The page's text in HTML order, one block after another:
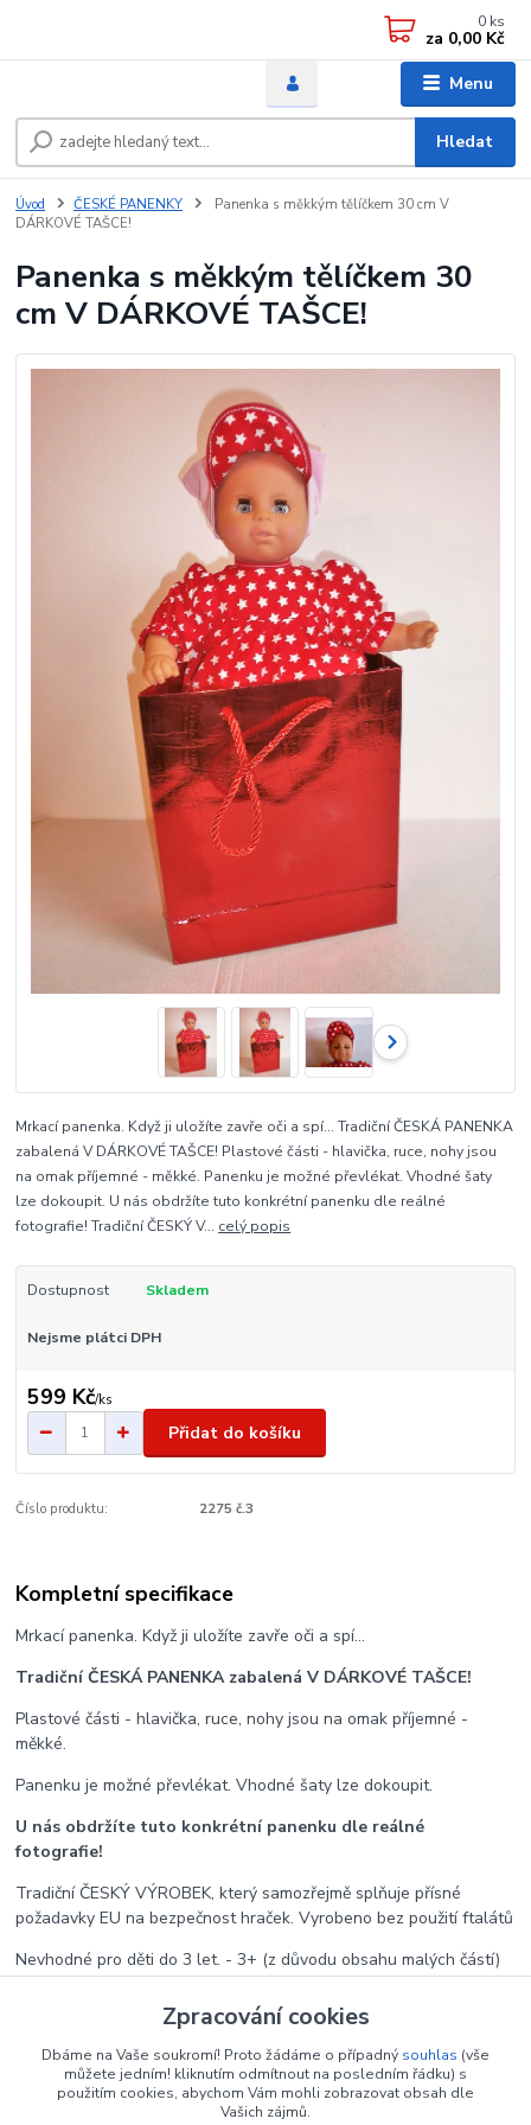
Menu
Hledat
0 ks
za 0,00 Kč
Úvod ČESKÉ PANENKY
Panenka s měkkým tělíčkem 30 cm V
DÁRKOVÉ TAŠCE!
Panenka s měkkým tělíčkem 30
cm V DÁRKOVÉ TAŠCE!
Mrkací panenka. Když ji uložíte zavře oči a spí... Tradiční ČESKÁ PANENKA
zabalená V DÁRKOVÉ TAŠCE! Plastové části - hlavička, ruce, nohy jsou
na omak příjemné - měkké. Panenku je možné převlékat. Vhodné šaty
lze dokoupit. U nás obdržíte tuto konkrétní panenku dle reálné
fotografie! Tradiční ČESKÝ V... celý popis
Dostupnost Skladem
Nejsme plátci DPH
599 Kč/ks
Přidat do košíku
Číslo produktu: 2275 č.3
Kompletní specifikace
Mrkací panenka. Když ji uložíte zavře oči a spí...
Tradiční ČESKÁ PANENKA zabalená V DÁRKOVÉ TAŠCE!
Plastové části - hlavička, ruce, nohy jsou na omak příjemné -
měkké.
Panenku je možné převlékat. Vhodné šaty lze dokoupit.
U nás obdržíte tuto konkrétní panenku dle reálné
fotografie!
Tradiční ČESKÝ VÝROBEK, který samozřejmě splňuje přísné
požadavky EU na bezpečnost hraček. Vyrobeno bez použití ftalátů
Nevhodné pro děti do 3 let. - 3+ (z důvodu obsahu malých částí)
Zboží zařazeno v kategoriích
Zpracování cookies
Dbáme na Vaše soukromí! Proto žádáme o případný souhlas (vše
můžete jedním! kliknutím odmítnout na posledním řádku) s
použitím cookies, abychom Vám mohli zobrazovat obsah dle
Vašich zájmů.